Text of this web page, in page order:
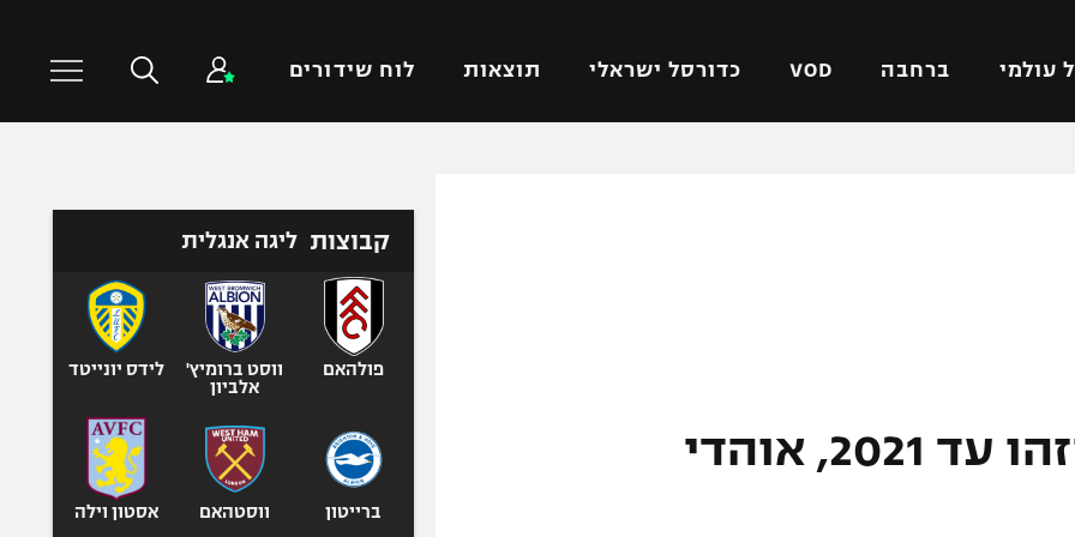
עולמי ברחבה VOD כדורסל ישראלי תוצאות לוח שידורים
ליגה צרפתית
טניס
כדוריד
כדורעף
שחייה
ג'ודו
אגרוף
ספורט אולימפי
לואיז האריך את חוזהו עד 2021, אוהדי
קבוצות ליגה אנגלית
פולהאם
ווסט ברומיץ'
אלביון
לידס יונייטד
ברייטון ווסטהאם אסטון וילה